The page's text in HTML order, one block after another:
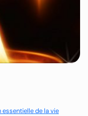
de la vie